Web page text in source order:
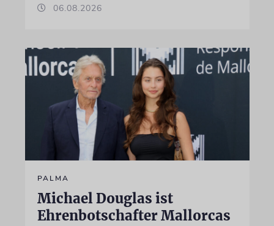
06.08.2026
PALMA
Michael Douglas ist
Ehrenbotschafter Mallorcas